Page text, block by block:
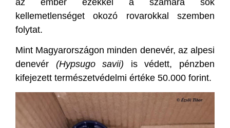
kellemetlenséget okozó rovarokkal szemben
folytat.
Mint Magyarországon minden denevér, az alpesi
denevér (Hypsugo savii) is védett, pénzben
kifejezett természetvédelmi értéke 50.000 forint.